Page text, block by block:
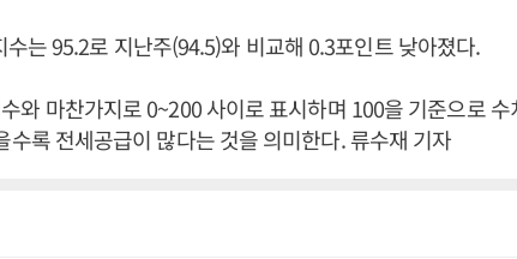
는 95.2로 지난주(94.5)와 비교해 0.3포인트 낮아졌다.
와 마찬가지로 0~200 사이로 표시하며 100을 기준으로 수
수록 전세공급이 많다는 것을 의미한다. 류수재 기자